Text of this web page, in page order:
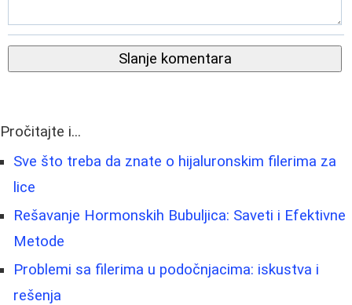
Slanje komentara
Pročitajte i...
Sve što treba da znate o hijaluronskim filerima za
lice
Rešavanje Hormonskih Bubuljica: Saveti i Efektivne
Metode
Problemi sa filerima u podočnjacima: iskustva i
rešenja